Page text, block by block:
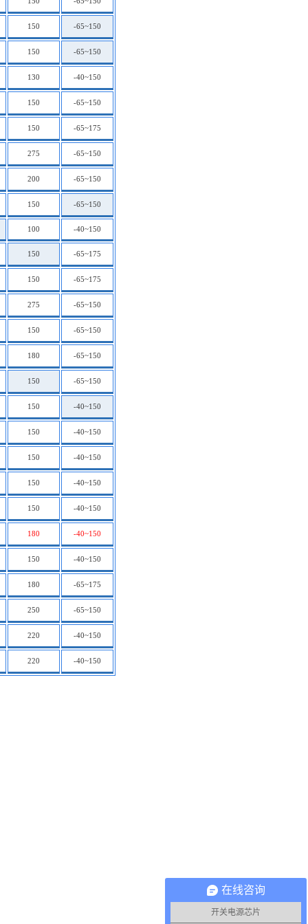
150 -65~150
150 -65~150
130 -40~150
150 -65~150
150 -65~175
275 -65~150
200 -65~150
150 -65~150
100 -40~150
150 -65~175
150 -65~175
275 -65~150
150 -65~150
180 -65~150
150 -65~150
150 -40~150
150 -40~150
150 -40~150
150 -40~150
150 -40~150
180 -40~150
150 -40~150
180 -65~175
250 -65~150
220 -40~150
220 -40~150
在线咨询
开关电源芯片